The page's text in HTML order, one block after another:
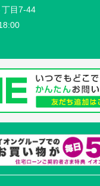
丁目7-44